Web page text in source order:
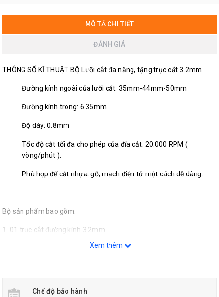
MÔ TẢ CHI TIẾT
ĐÁNH GIÁ
THÔNG SỐ KĨ THUẬT BỘ Lưỡi cắt đa năng, tặng trục cắt 3.2mm
Đường kính ngoài của lưỡi căt: 35mm-44mm-50mm
Đường kính trong: 6.35mm
Độ dày: 0.8mm
Tốc độ cắt tối đa cho phép của đĩa cắt: 20.000 RPM (
vòng/phút ).
Phù hợp để cắt nhựa, gỗ, mạch điện tử một cách dễ dàng.
Bộ sản phẩm bao gồm:
01 trục cắt đường kính 3.2mm
Xem thêm
Chế độ bảo hành